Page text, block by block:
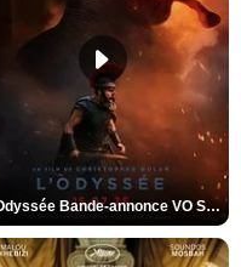
L'Odyssée Bande-annonce VO STFR